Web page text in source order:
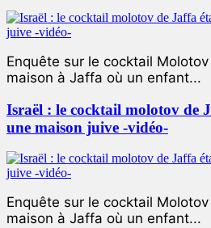
Enquête sur le cocktail
maison à Jaffa où un enfant...
Israël : le cocktail molotov de
une maison juive -vidéo-
Enquête sur le cocktail
maison à Jaffa où un enfant...